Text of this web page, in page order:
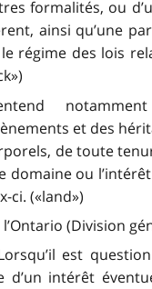
formalités, ou
ainsi qu’une
régime des lois
et des
de toute
domaine ou
ci. («land»)
(Division
est
d’un intérêt